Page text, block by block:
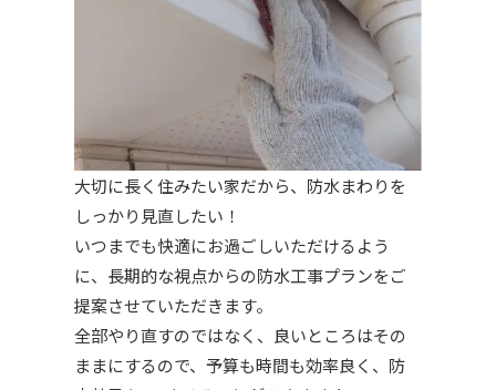
大切に長く住みたい家だから、防水まわりを
しっかり見直したい！
いつまでも快適にお過ごしいただけるよう
に、長期的な視点からの防水工事プランをご
提案させていただきます。
全部やり直すのではなく、良いところはその
ままにするので、予算も時間も効率良く、防